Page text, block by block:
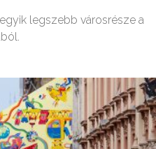
legszebb városrésze a